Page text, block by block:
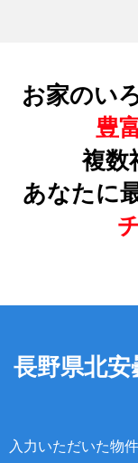
お家のい
豊
複数
あなたに
長野県北
入力いただいた物